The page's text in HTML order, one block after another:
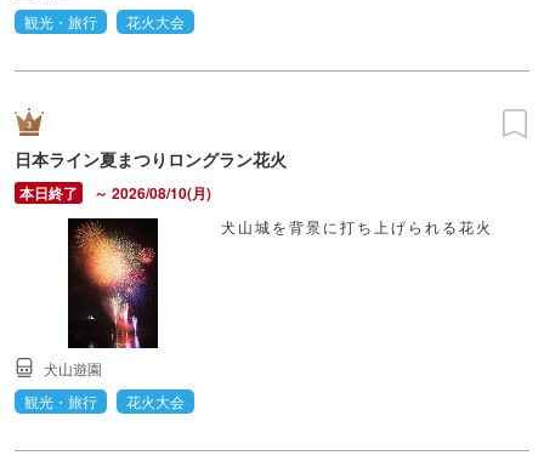
観光・旅行
花火大会
日本ライン夏まつりロングラン花火
～ 2026/08/10(月)
犬山城を背景に打ち上げられる花火
犬山遊園
観光・旅行
花火大会